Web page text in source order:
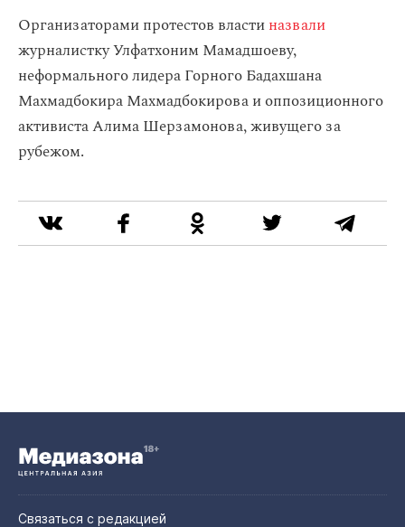
Организаторами протестов властиназвали
журналистку Улфатхоним Мамадшоеву,
неформального лидера Горного Бадахшана
Махмадбокира Махмадбокирова и оппозиционного
активиста Алима Шерзамонова, живущего за
рубежом.
Связаться с редакцией